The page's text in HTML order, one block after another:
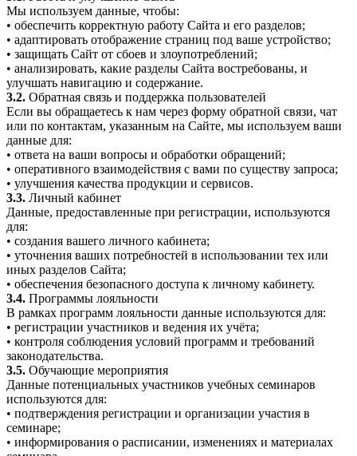
Мы используем данные, чтобы:
• обеспечить корректную работу Сайта и его разделов;
• адаптировать отображение страниц под ваше устройство;
• защищать Сайт от сбоев и злоупотреблений;
• анализировать, какие разделы Сайта востребованы, и
улучшать навигацию и содержание.
3.2. Обратная связь и поддержка пользователей
Если вы обращаетесь к нам через форму обратной связи, чат
или по контактам, указанным на Сайте, мы используем ваши
данные для:
• ответа на ваши вопросы и обработки обращений;
• оперативного взаимодействия с вами по существу запроса;
• улучшения качества продукции и сервисов.
3.3. Личный кабинет
Данные, предоставленные при регистрации, используются
для:
• создания вашего личного кабинета;
• уточнения ваших потребностей в использовании тех или
иных разделов Сайта;
• обеспечения безопасного доступа к личному кабинету.
3.4. Программы лояльности
В рамках программ лояльности данные используются для:
• регистрации участников и ведения их учёта;
• контроля соблюдения условий программ и требований
законодательства.
3.5. Обучающие мероприятия
Данные потенциальных участников учебных семинаров
используются для:
• подтверждения регистрации и организации участия в
семинаре;
• информирования о расписании, изменениях и материалах